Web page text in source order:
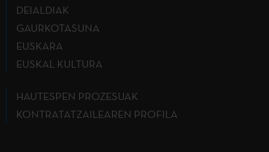
DEIALDIAK
GAURKOTASUNA
EUSKARA
EUSKAL KULTURA
HAUTESPEN PROZESUAK
KONTRATATZAILEAREN PROFILA